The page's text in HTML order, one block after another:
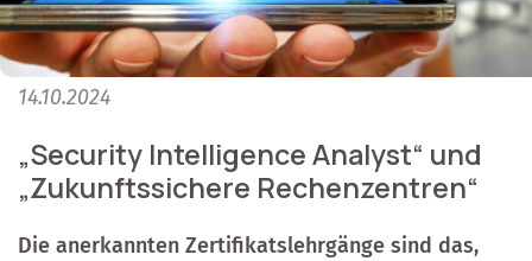
14.10.2024
„Security Intelligence Analyst“ und
„Zukunftssichere Rechenzentren“
Die anerkannten Zertifikatslehrgänge sind das,